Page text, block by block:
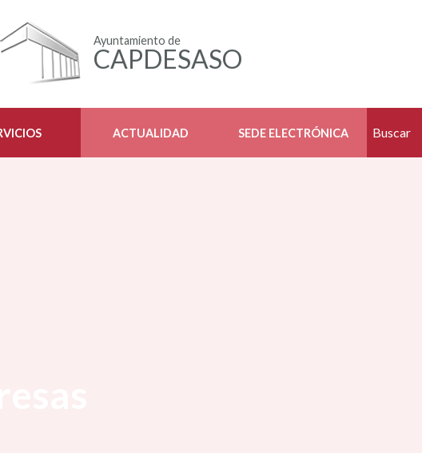
Ayuntamiento de
CAPDESASO
ACTUALIDAD SEDE ELECTRÓNICA